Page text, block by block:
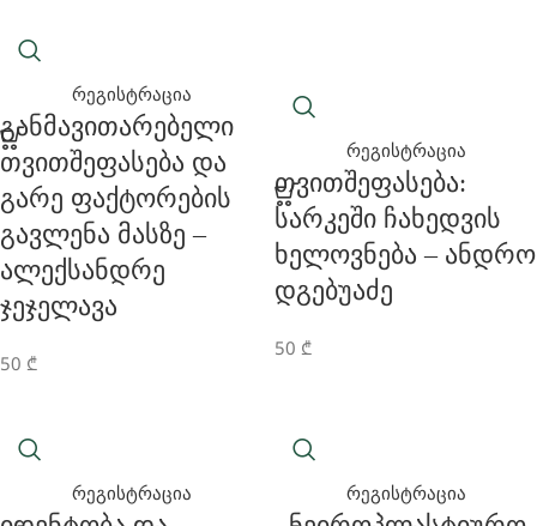
რეგისტრაცია
Განმავითარებელი
Თვითშეფასება Და
Გარე Ფაქტორების
Გავლენა Მასზე –
Ალექსანდრე
Ჯეჯელავა
50 ₾
რეგისტრაცია
Თვითშეფასება:
Სარკეში Ჩახედვის
Ხელოვნება – Ანდრო
Დგებუაძე
50 ₾
რეგისტრაცია რეგისტრაცია